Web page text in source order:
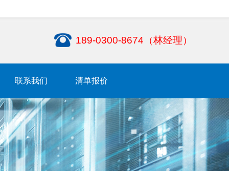
189-0300-8674（林经理）
联系我们 清单报价